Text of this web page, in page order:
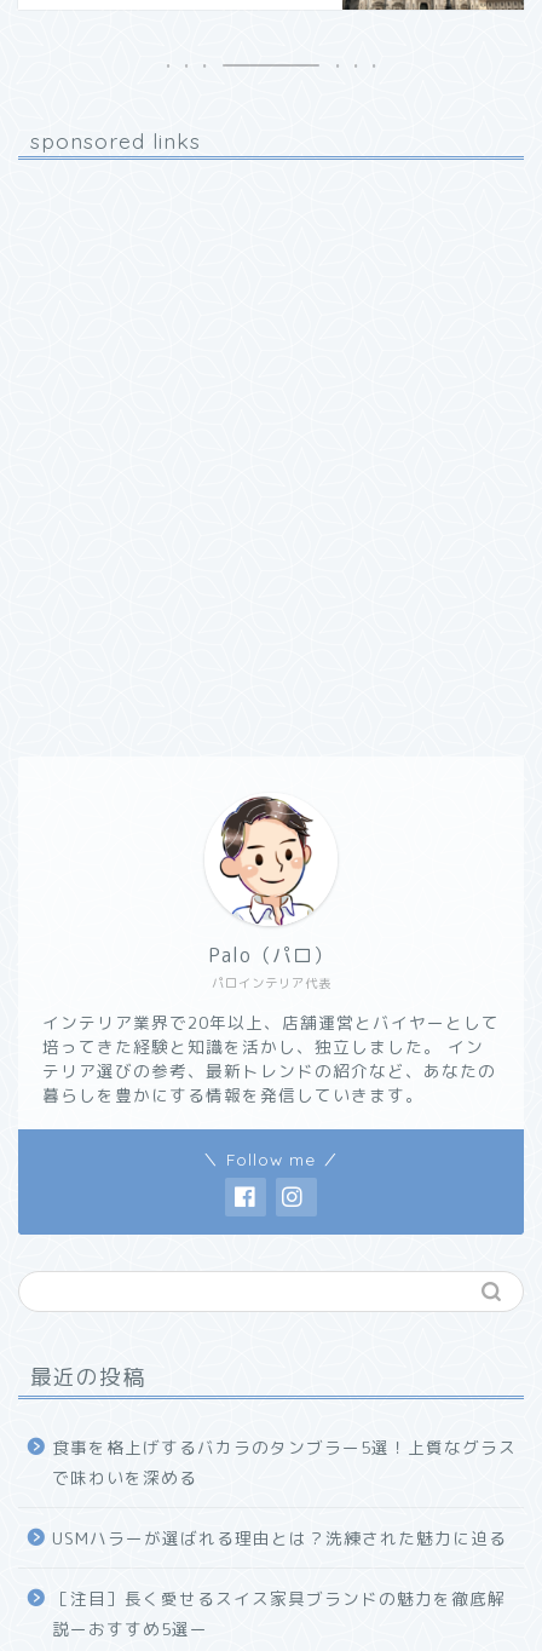
sponsored links
パロインテリア代表
Palo（パロ）
インテリア業界で20年以上、店舗運営とバイヤーとして
培ってきた経験と知識を活かし、独立しました。 イン
テリア選びの参考、最新トレンドの紹介など、あなたの
暮らしを豊かにする情報を発信していきます。
＼ Follow me ／
最近の投稿
食事を格上げするバカラのタンブラー5選！上質なグラス
で味わいを深める
USMハラーが選ばれる理由とは？洗練された魅力に迫る
［注目］長く愛せるスイス家具ブランドの魅力を徹底解
説ーおすすめ5選ー